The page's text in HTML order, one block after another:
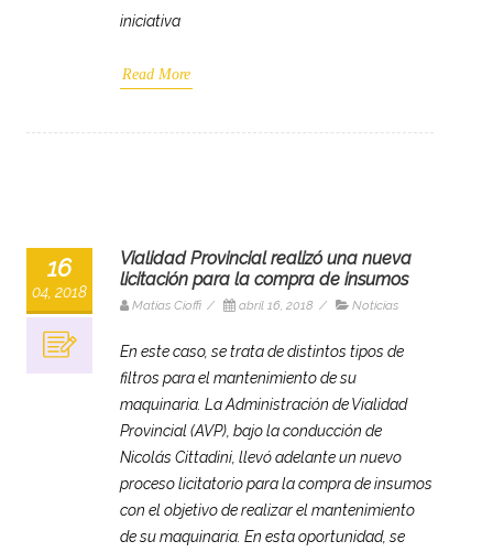
iniciativa
Read More
16
04, 2018
Vialidad Provincial realizó una nueva
licitación para la compra de insumos
Matias Cioffi / abril 16, 2018 / Noticias
En este caso, se trata de distintos tipos de
filtros para el mantenimiento de su
maquinaria. La Administración de Vialidad
Provincial (AVP), bajo la conducción de
Nicolás Cittadini, llevó adelante un nuevo
proceso licitatorio para la compra de insumos
con el objetivo de realizar el mantenimiento
de su maquinaria. En esta oportunidad, se